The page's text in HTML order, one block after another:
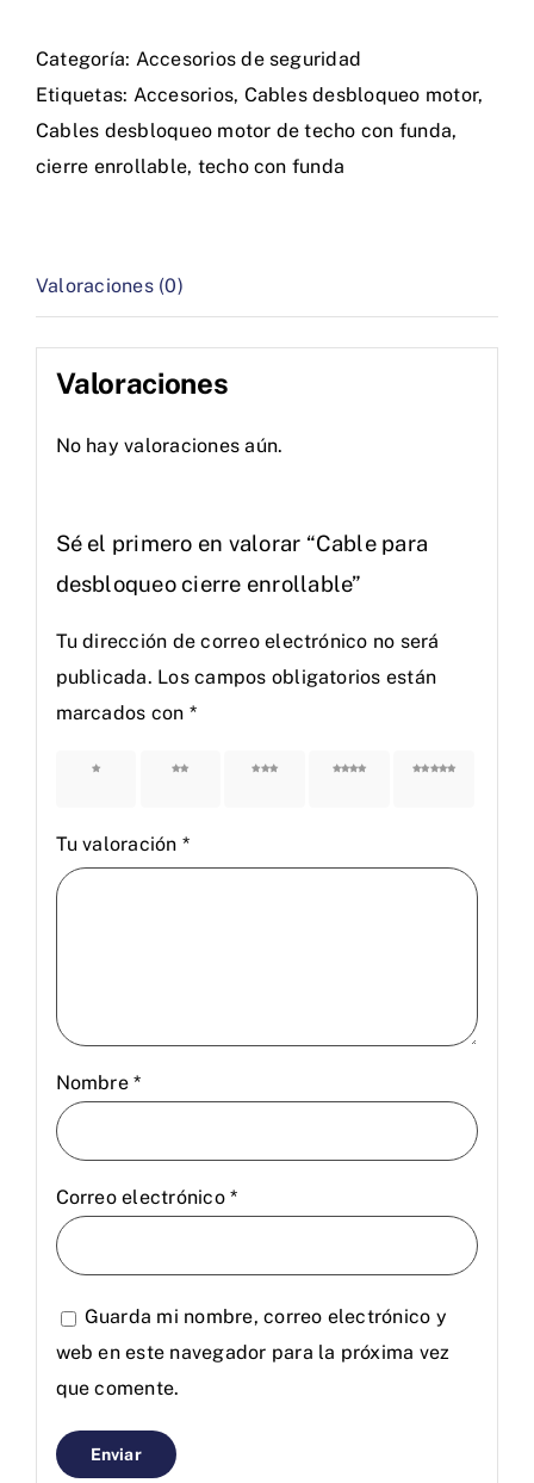
Categoría: Accesorios de seguridad
Etiquetas: Accesorios, Cables desbloqueo motor,
Cables desbloqueo motor de techo con funda,
cierre enrollable, techo con funda
Valoraciones (0)
Valoraciones
No hay valoraciones aún.
Sé el primero en valorar “Cable para
desbloqueo cierre enrollable”
Tu dirección de correo electrónico no será
publicada. Los campos obligatorios están
marcados con *
1 de 5
2 de 5
3 de 5
4 de 5
5 de 5
Tu valoración *
Nombre*
Correo electrónico*
Guarda mi nombre, correo electrónico y
web en este navegador para la próxima vez
que comente.